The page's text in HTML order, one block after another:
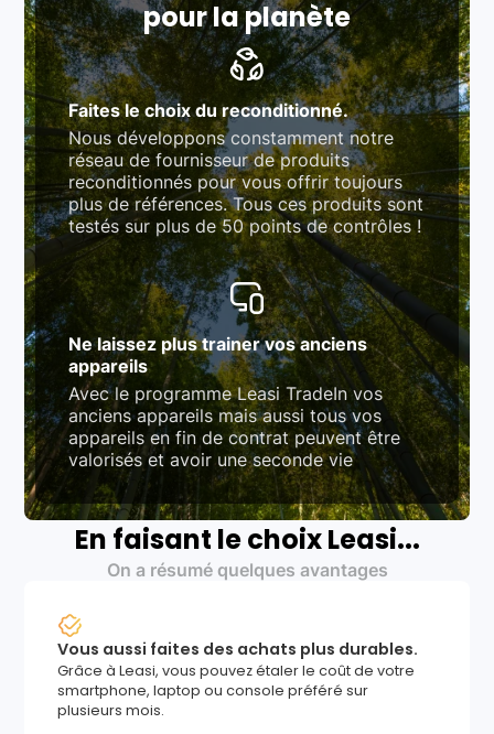
pour la planète
Faites le choix du reconditionné.
Nous développons constamment notre
réseau de fournisseur de produits
reconditionnés pour vous offrir toujours
plus de références. Tous ces produits sont
testés sur plus de 50 points de contrôles !
Ne laissez plus trainer vos anciens
appareils
Avec le programme Leasi TradeIn vos
anciens appareils mais aussi tous vos
appareils en fin de contrat peuvent être
valorisés et avoir une seconde vie
En faisant le choix Leasi...
On a résumé quelques avantages
Vous aussi faites des achats plus durables.
Grâce à Leasi, vous pouvez étaler le coût de votre
smartphone, laptop ou console préféré sur
plusieurs mois.